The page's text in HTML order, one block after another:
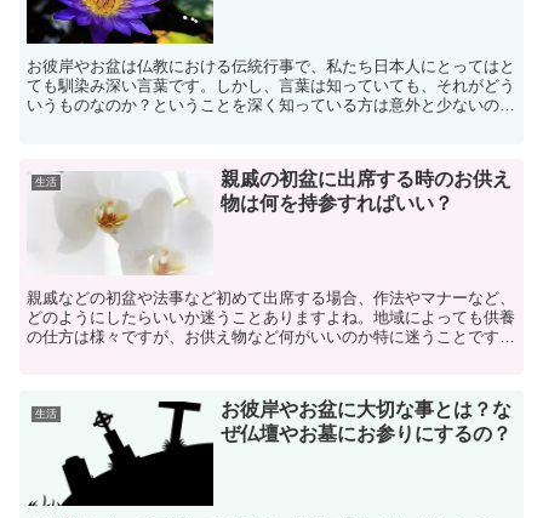
お彼岸やお盆は仏教における伝統行事で、私たち日本人にとってはと
ても馴染み深い言葉です。しかし、言葉は知っていても、それがどう
いうものなのか？ということを深く知っている方は意外と少ないので
生活
親戚の初盆に出席する時のお供え
物は何を持参すればいい？
親戚などの初盆や法事など初めて出席する場合、作法やマナーなど、
どのようにしたらいいか迷うことありますよね。地域によっても供養
の仕方は様々ですが、お供え物など何がいいのか特に迷うことです。
生活
お彼岸やお盆に大切な事とは？な
ぜ仏壇やお墓にお参りにするの？